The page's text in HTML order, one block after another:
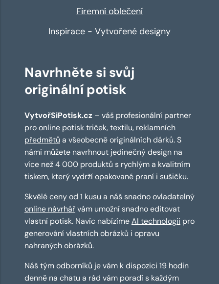
Firemní oblečení
Inspirace - Vytvořené designy
Navrhněte si svůj
originální potisk
VytvořSiPotisk.cz – váš profesionální partner
pro online potisk triček,textilu, reklamních
předmětů a všeobecně originálních dárků. S
námi můžete navrhnout jedinečný design na
více než 4 000 produktů s rychlým a kvalitním
tiskem, který vydrží opakované praní i sušičku.
Skvělé ceny od 1 kusu a náš snadno ovladatelný
online návrhářvám umožní snadno editovat
vlastní potisk. Navíc nabízímeAI technologii pro
generování vlastních obrázků i opravu
nahraných obrázků.
Náš tým odborníků je vám k dispozici 19 hodin
denně na chatu a rád vám poradí s každým